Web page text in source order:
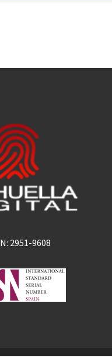
2951-9608